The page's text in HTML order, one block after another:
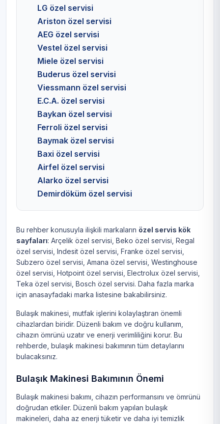
LG özel servisi
Ariston özel servisi
AEG özel servisi
Vestel özel servisi
Miele özel servisi
Buderus özel servisi
Viessmann özel servisi
E.C.A. özel servisi
Baykan özel servisi
Ferroli özel servisi
Baymak özel servisi
Baxi özel servisi
Airfel özel servisi
Alarko özel servisi
Demirdöküm özel servisi
Bu rehber konusuyla ilişkili markaların özel servis kök
sayfaları: Arçelik özel servisi Beko özel servisi Regal
özel servisi Indesit özel servisi Franke özel servisi
Subzero özel servisi Amana özel servisi Westinghouse
özel servisi Hotpoint özel servisi Electrolux özel servisi
Teka özel servisi Bosch özel servisi. Daha fazla marka
için anasayfadaki marka listesine bakabilirsiniz.
Bulaşık makinesi, mutfak işlerini kolaylaştıran önemli
cihazlardan biridir. Düzenli bakım ve doğru kullanım,
cihazın ömrünü uzatır ve enerji verimliliğini korur. Bu
rehberde, bulaşık makinesi bakımının tüm detaylarını
bulacaksınız.
Bulaşık Makinesi Bakımının Önemi
Bulaşık makinesi bakımı, cihazın performansını ve ömrünü
doğrudan etkiler. Düzenli bakım yapılan bulaşık
makineleri, daha az enerji tüketir ve daha iyi temizlik